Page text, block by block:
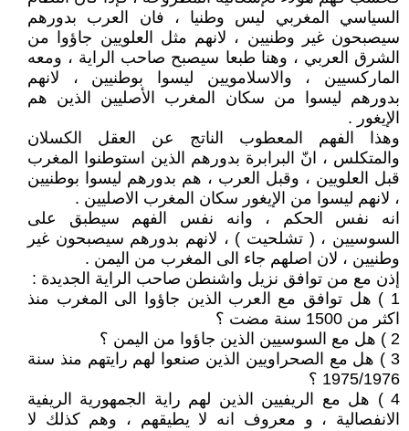
السياسي المغربي ليس وطنيا ، فان العرب بدورهم
سيصبحون غير وطنيين ، لانهم مثل العلويين جاؤوا من
الشرق العربي ، وهنا طبعا سيصبح صاحب الراية ، ومعه
الماركسيين ، والاسلامويين ليسوا بوطنيين ، لانهم
بدورهم ليسوا من سكان المغرب الأصليين الذين هم
الإيغور .
وهذا الفهم المعطوب الناتج عن العقل الكسلان
والمتكلس ، انّ البرابرة بدورهم الذين استوطنوا المغرب
قبل العلويين ، وقبل العرب ، هم بدورهم ليسوا بوطنيين
، لانهم ليسوا من الإيغور سكان المغرب الاصليين .
انه نفس الحكم ، وانه نفس الفهم سيطبق على
السوسيين ، ( تشلحيت ) ، لانهم بدورهم سيصبحون غير
وطنيين ، لان اصلهم جاء الى المغرب من اليمن .
إذن مع من توافق نزيل واشنطن صاحب الراية الجديدة :
1 ) هل توافق مع العرب الذين جاؤوا الى المغرب منذ
اكثر من 1500 سنة مضت ؟
2 ) هل مع السوسيين الذين جاؤوا من اليمن ؟
3 ) هل مع الصحراويين الذين صنعوا لهم رايتهم منذ سنة
1975/1976 ؟
4 ) هل مع الريفيين الذين لهم راية الجمهورية الريفية
الانفصالية ، و معروف انه لا يطيقهم ، وهم كذلك لا